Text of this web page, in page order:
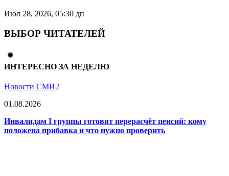
Июл 28, 2026, 05:30 дп
ВЫБОР ЧИТАТЕЛЕЙ
ИНТЕРЕСНО ЗА НЕДЕЛЮ
Новости СМИ2
01.08.2026
Инвалидам I группы готовят перерасчёт пенсий: кому
положена прибавка и что нужно проверить